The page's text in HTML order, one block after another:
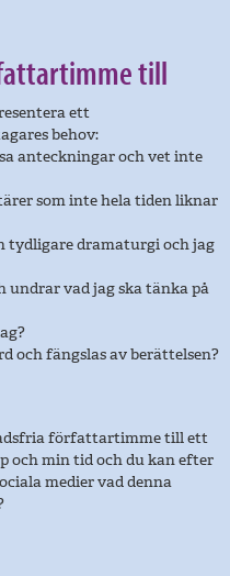
till
ett
behov:
anteckningar och vet inte
som inte hela tiden liknar
tydligare dramaturgi och jag
undrar vad jag ska tänka på
och fängslas av berättelsen?
författartimme till ett
och min tid och du kan efter
medier vad denna